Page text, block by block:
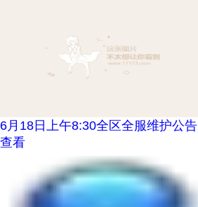
6月18日上午8:30全区全服维护公告
查看